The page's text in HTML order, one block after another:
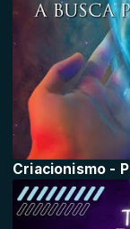
Criacionismo -